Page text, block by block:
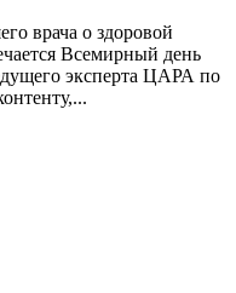
врача о здоровой
Всемирный день
эксперта ЦАРА по